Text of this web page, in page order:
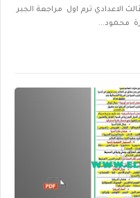
ترم اول مراجعة الجبر
محمود...